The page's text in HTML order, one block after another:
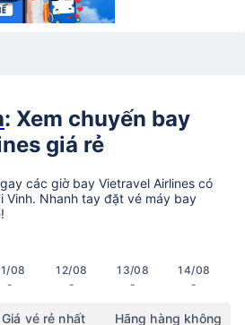
: Xem chuyến bay
giá rẻ
các giờ bay Vietravel Airlines có
Vinh. Nhanh tay đặt vé máy bay
08
-
12/08
-
13/08
-
14/08
-
Giá vé rẻ nhất Hãng hàng không